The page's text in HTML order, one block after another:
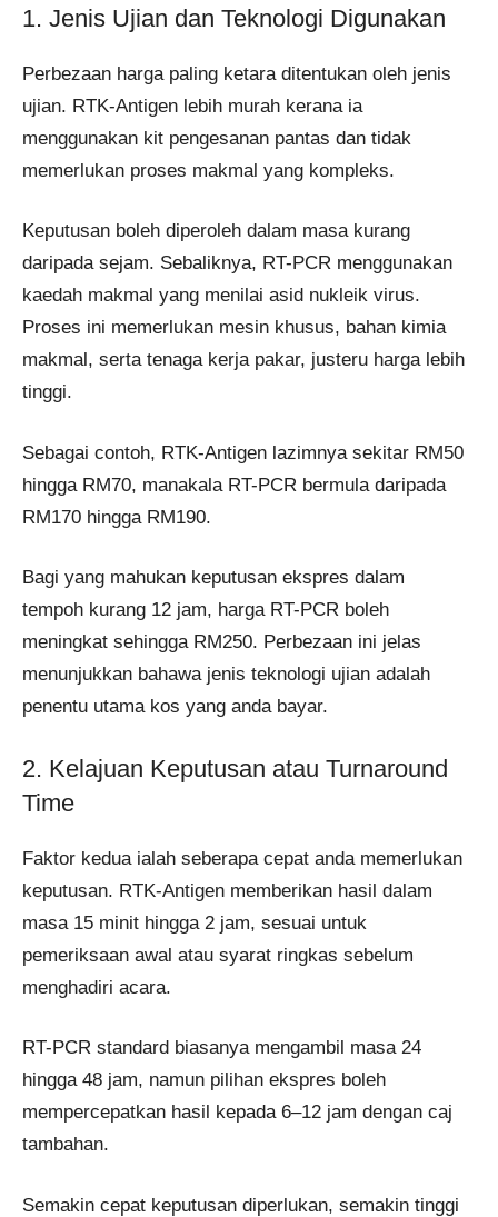
1. Jenis Ujian dan Teknologi Digunakan
Perbezaan harga paling ketara ditentukan oleh jenis
ujian. RTK-Antigen lebih murah kerana ia
menggunakan kit pengesanan pantas dan tidak
memerlukan proses makmal yang kompleks.
Keputusan boleh diperoleh dalam masa kurang
daripada sejam. Sebaliknya, RT-PCR menggunakan
kaedah makmal yang menilai asid nukleik virus.
Proses ini memerlukan mesin khusus, bahan kimia
makmal, serta tenaga kerja pakar, justeru harga lebih
tinggi.
Sebagai contoh, RTK-Antigen lazimnya sekitar RM50
hingga RM70, manakala RT-PCR bermula daripada
RM170 hingga RM190.
Bagi yang mahukan keputusan ekspres dalam
tempoh kurang 12 jam, harga RT-PCR boleh
meningkat sehingga RM250. Perbezaan ini jelas
menunjukkan bahawa jenis teknologi ujian adalah
penentu utama kos yang anda bayar.
2. Kelajuan Keputusan atau Turnaround
Time
Faktor kedua ialah seberapa cepat anda memerlukan
keputusan. RTK-Antigen memberikan hasil dalam
masa 15 minit hingga 2 jam, sesuai untuk
pemeriksaan awal atau syarat ringkas sebelum
menghadiri acara.
RT-PCR standard biasanya mengambil masa 24
hingga 48 jam, namun pilihan ekspres boleh
mempercepatkan hasil kepada 6–12 jam dengan caj
tambahan.
Semakin cepat keputusan diperlukan, semakin tinggi